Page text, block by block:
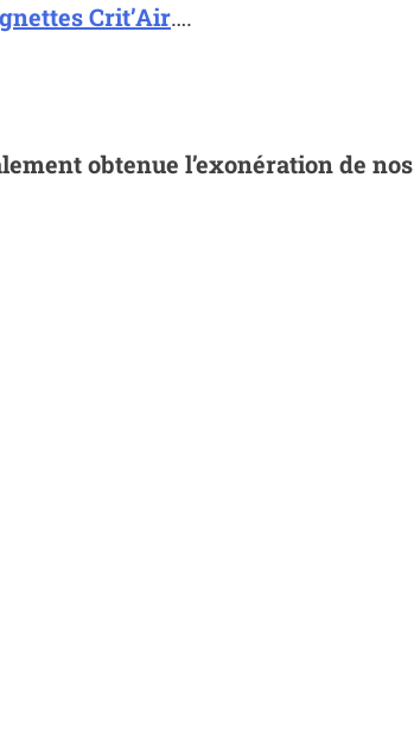
Crit’Air….
obtenue l’exonération de nos